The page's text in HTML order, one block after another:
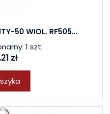
50 WIOL. RF505...
1 szt.
zł